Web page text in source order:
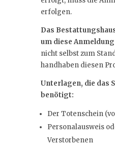
erfolgen.
Das
um diese
nicht selbst zum
handhaben diesen
Unterlagen, die das
benötigt:
Der Totenschein
Personalausweis
Verstorbenen